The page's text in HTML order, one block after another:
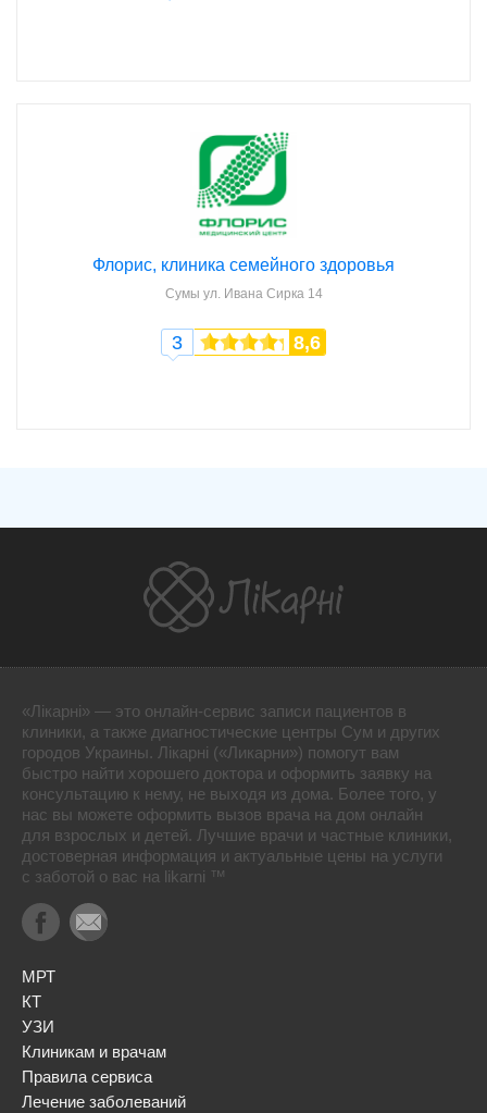
Флорис, клиника семейного здоровья
Сумы ул. Ивана Сирка 14
3 8,6
«Лікарні» — это онлайн-сервис записи пациентов в
клиники, а также диагностические центры Сум и других
городов Украины. Лікарні («Ликарни») помогут вам
быстро найти хорошего доктора и оформить заявку на
консультацию к нему, не выходя из дома. Более того, у
нас вы можете оформить вызов врача на дом онлайн
для взрослых и детей. Лучшие врачи и частные клиники,
достоверная информация и актуальные цены на услуги
с заботой о вас на likarni ™
МРТ
КТ
УЗИ
Клиникам и врачам
Правила сервиса
Лечение заболеваний